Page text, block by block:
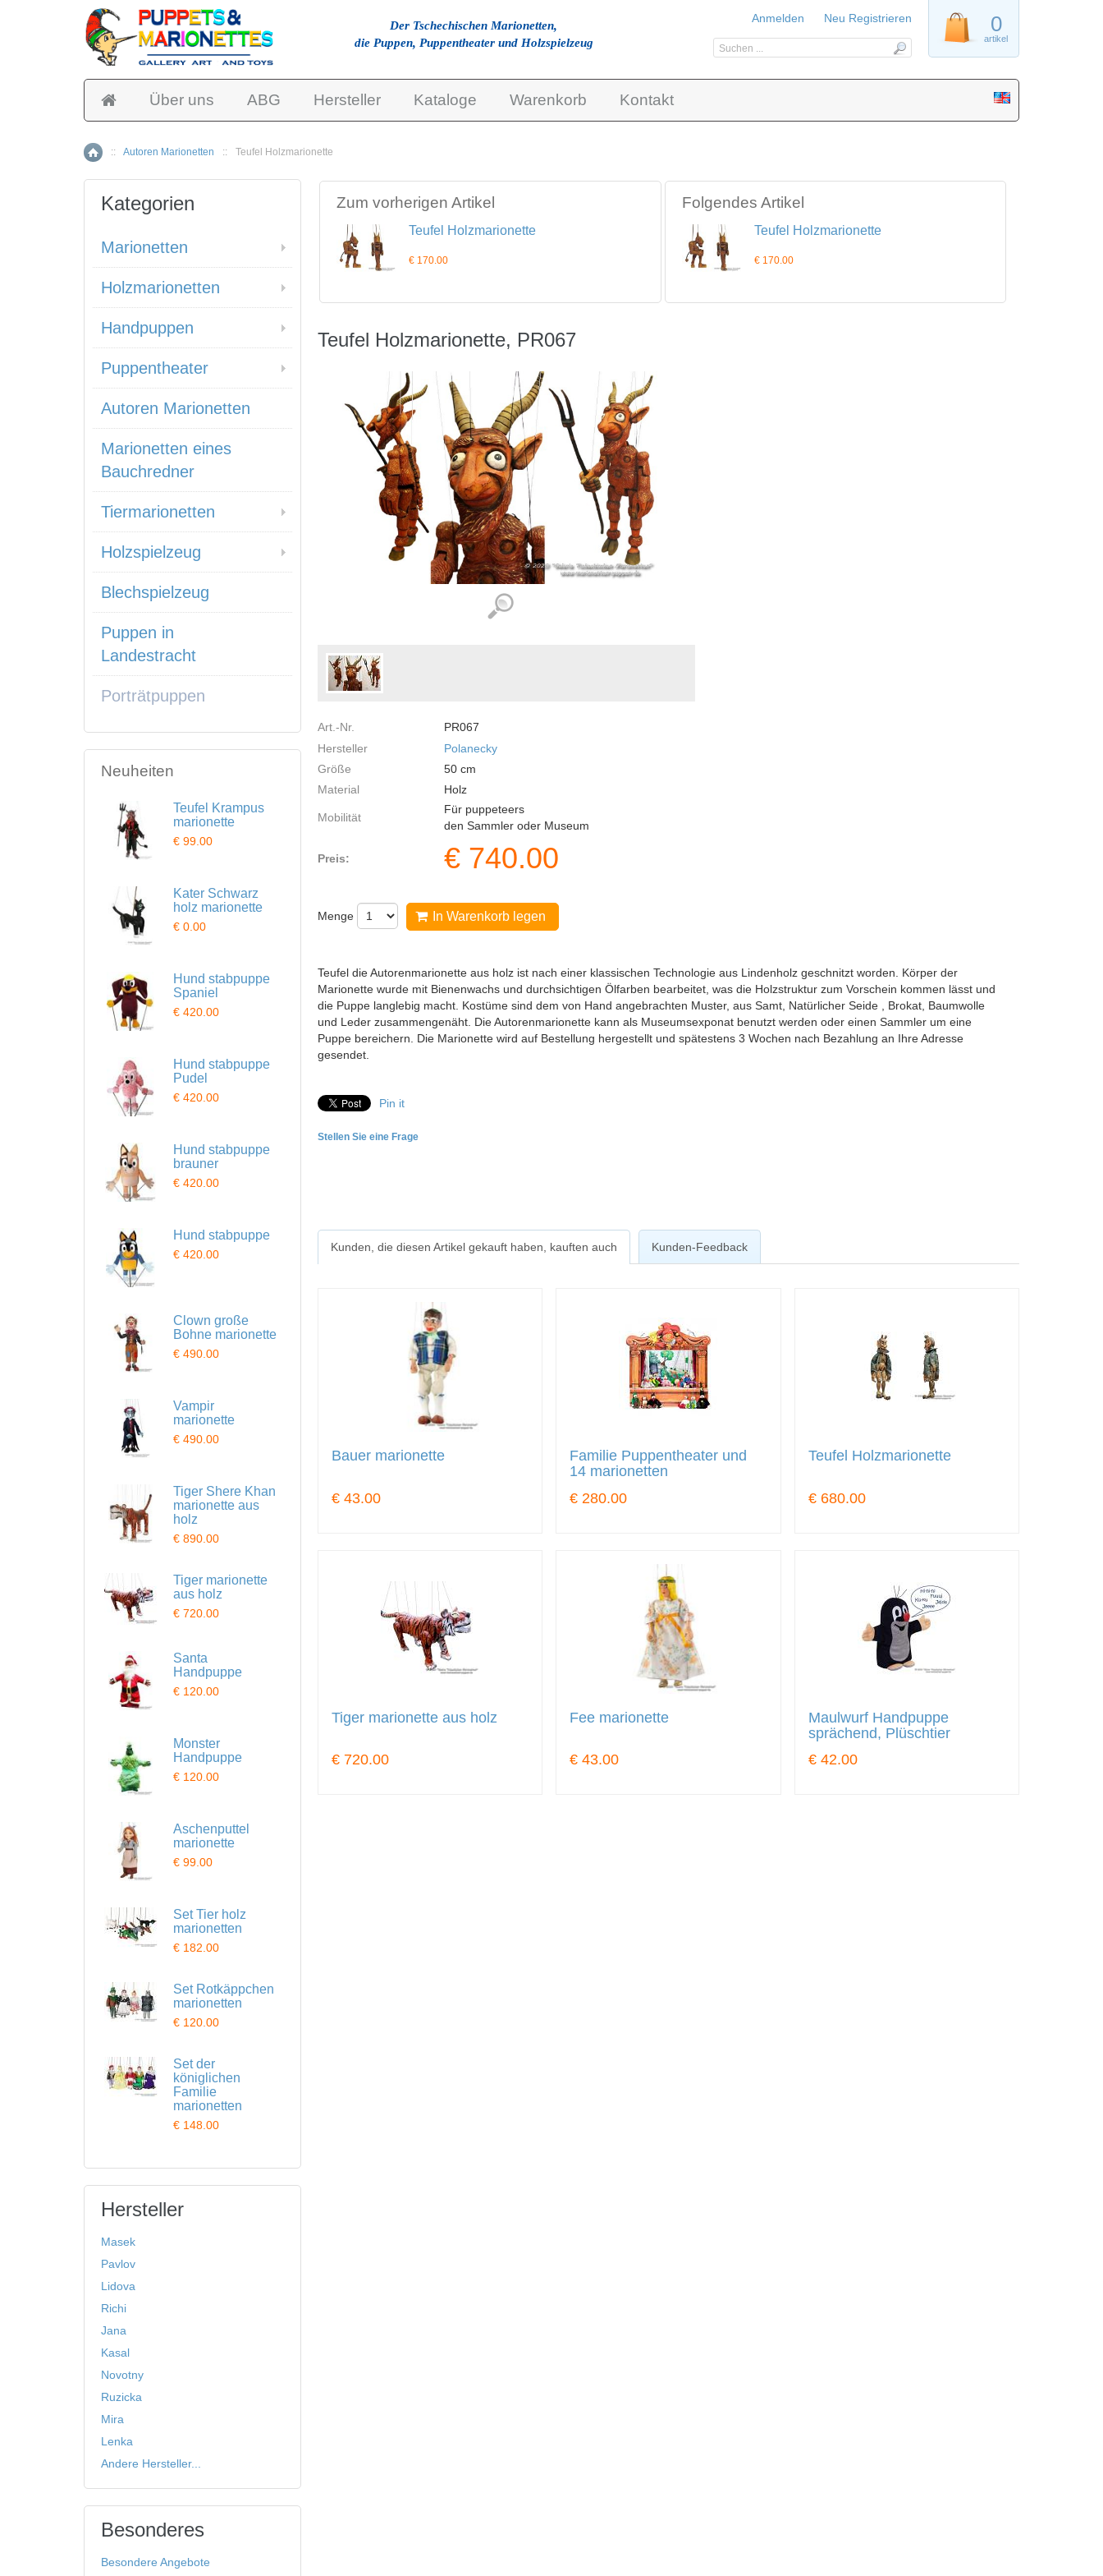
Über uns ABG Hersteller Kataloge Warenkorb Kontakt
Home
:: Autoren Marionetten :: Teufel Holzmarionette
Zum vorherigen Artikel
Teufel Holzmarionette
€ 170.00
Folgendes Artikel
Teufel Holzmarionette
€ 170.00
Teufel Holzmarionette, PR067
Art.-Nr.
PR067
Hersteller
Polanecky
Größe
50 cm
Material
Holz
Mobilität
Für puppeteers
den Sammler oder Museum
Preis: € 740.00
Menge In Warenkorb legen
Teufel die Autorenmarionette aus holz ist nach einer klassischen Technologie aus Lindenholz geschnitzt worden. Körper der
Marionette wurde mit Bienenwachs und durchsichtigen Ölfarben bearbeitet, was die Holzstruktur zum Vorschein kommen lässt und
die Puppe langlebig macht. Kostüme sind dem von Hand angebrachten Muster, aus Samt, Natürlicher Seide , Brokat, Baumwolle
und Leder zusammengenäht. Die Autorenmarionette kann als Museumsexponat benutzt werden oder einen Sammler um eine
Puppe bereichern. Die Marionette wird auf Bestellung hergestellt und spätestens 3 Wochen nach Bezahlung an Ihre Adresse
gesendet.
Pin it
Stellen Sie eine Frage
Kunden, die diesen Artikel gekauft haben, kauften auch Kunden-Feedback
Bauer marionette
€ 43.00
Familie Puppentheater und
14 marionetten
€ 280.00
Teufel Holzmarionette
€ 680.00
Tiger marionette aus holz
€ 720.00
Fee marionette
€ 43.00
Maulwurf Handpuppe
sprächend, Plüschtier
€ 42.00
Kategorien
Marionetten
Holzmarionetten
Handpuppen
Puppentheater
Autoren Marionetten
Marionetten eines
Bauchredner
Tiermarionetten
Holzspielzeug
Blechspielzeug
Puppen in
Landestracht
Porträtpuppen
Neuheiten
Teufel Krampus
marionette
€ 99.00
Kater Schwarz
holz marionette
€ 0.00
Hund stabpuppe
Spaniel
€ 420.00
Hund stabpuppe
Pudel
€ 420.00
Hund stabpuppe
brauner
€ 420.00
Hund stabpuppe
€ 420.00
Clown große
Bohne marionette
€ 490.00
Vampir
marionette
€ 490.00
Tiger Shere Khan
marionette aus
holz
€ 890.00
Tiger marionette
aus holz
€ 720.00
Santa
Handpuppe
€ 120.00
Monster
Handpuppe
€ 120.00
Aschenputtel
marionette
€ 99.00
Set Tier holz
marionetten
€ 182.00
Set Rotkäppchen
marionetten
€ 120.00
Set der
königlichen
Familie
marionetten
€ 148.00
Hersteller
Masek
Pavlov
Lidova
Richi
Jana
Kasal
Novotny
Ruzicka
Mira
Lenka
Andere Hersteller...
Besonderes
Besondere Angebote
Der Tschechischen Marionetten,
die Puppen, Puppentheater und Holzspielzeug
0
artikel
Anmelden Neu Registrieren